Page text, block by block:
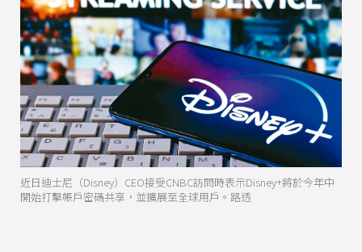
近日迪士尼（Disney）CEO接受CNBC訪問時表示Disney+將於今年中
開始打擊帳戶密碼共享，並擴展至全球用戶。路透